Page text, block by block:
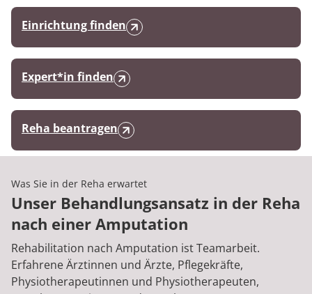
Einrichtung finden
Expert*in finden
Reha beantragen
Was Sie in der Reha erwartet
Unser Behandlungsansatz in der Reha
nach einer Amputation
Rehabilitation nach Amputation ist Teamarbeit.
Erfahrene Ärztinnen und Ärzte, Pflegekräfte,
Physiotherapeutinnen und Physiotherapeuten,